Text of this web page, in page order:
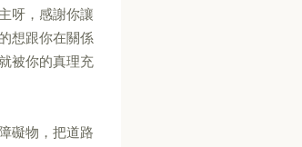
呀，感謝你讓
想跟你在關係
被你的真理充
礙物，把道路